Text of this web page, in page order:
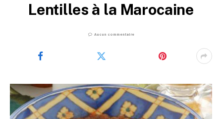
Lentilles à la Marocaine
Aucun commentaire